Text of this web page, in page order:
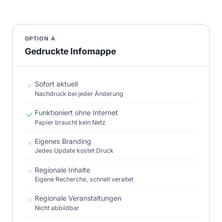
OPTION A
Gedruckte Infomappe
✗ Sofort aktuell
Nachdruck bei jeder Änderung
✓ Funktioniert ohne Internet
Papier braucht kein Netz
✗ Eigenes Branding
Jedes Update kostet Druck
✗ Regionale Inhalte
Eigene Recherche, schnell veraltet
✗ Regionale Veranstaltungen
Nicht abbildbar